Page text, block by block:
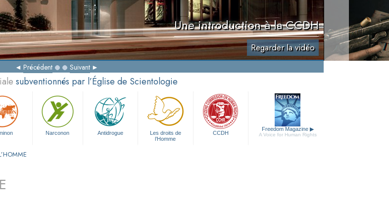
Une introduction à la CCDH
Regarder la vidéo
Précédent Suivant
subventionnés par l’Église de Scientologie
Narconon Antidrogue
Les droits de
l’Homme
CCDH
Freedom Magazine ▶
A Voice for Human Rights